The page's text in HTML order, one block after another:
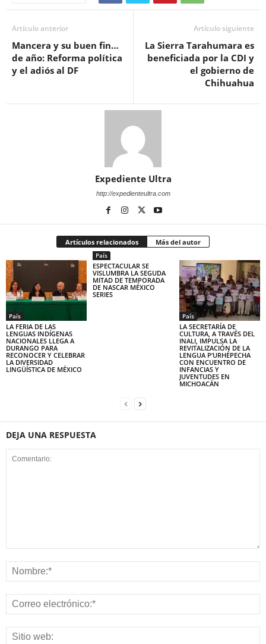
Artículo anterior
Mancera y su buen fin…
de año: Reforma política
y el adiós al DF
Artículo siguiente
La Sierra Tarahumara es
beneficiada por la CDI y
el gobierno de
Chihuahua
Expediente Ultra
http://expedienteultra.com
Artículos relacionados Más del autor
País
LA FERIA DE LAS
LENGUAS INDÍGENAS
NACIONALES LLEGA A
DURANGO PARA
RECONOCER Y CELEBRAR
LA DIVERSIDAD
LINGÜÍSTICA DE MÉXICO
País
ESPECTACULAR SE
VISLUMBRA LA SEGUDA
MITAD DE TEMPORADA
DE NASCAR MÉXICO
SERIES
País
LA SECRETARÍA DE
CULTURA, A TRAVÉS DEL
INALI, IMPULSA LA
REVITALIZACIÓN DE LA
LENGUA P’URHÉPECHA
CON ENCUENTRO DE
INFANCIAS Y
JUVENTUDES EN
MICHOACÁN
DEJA UNA RESPUESTA